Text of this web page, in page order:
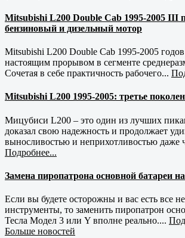
Mitsubishi L200 Double Cab 1995-2005 III
бензиновый и дизельный мотор
Mitsubishi L200 Double Cab 1995-2005
настоящим прорывом в сегменте
Сочетая в себе практичность рабочего...
Mitsubishi L200 1995-2005: третье
Мицубиси L200 – это один из лучших
доказал свою надежность и продолжает
выносливостью и неприхотливостью даже
Подробнее...
Замена пиропатрона основной батареи
Если вы будете осторожны и вас есть все
инструменты, то заменить пиропатрон
Тесла Модел 3 или Y вполне реально....
Больше новостей